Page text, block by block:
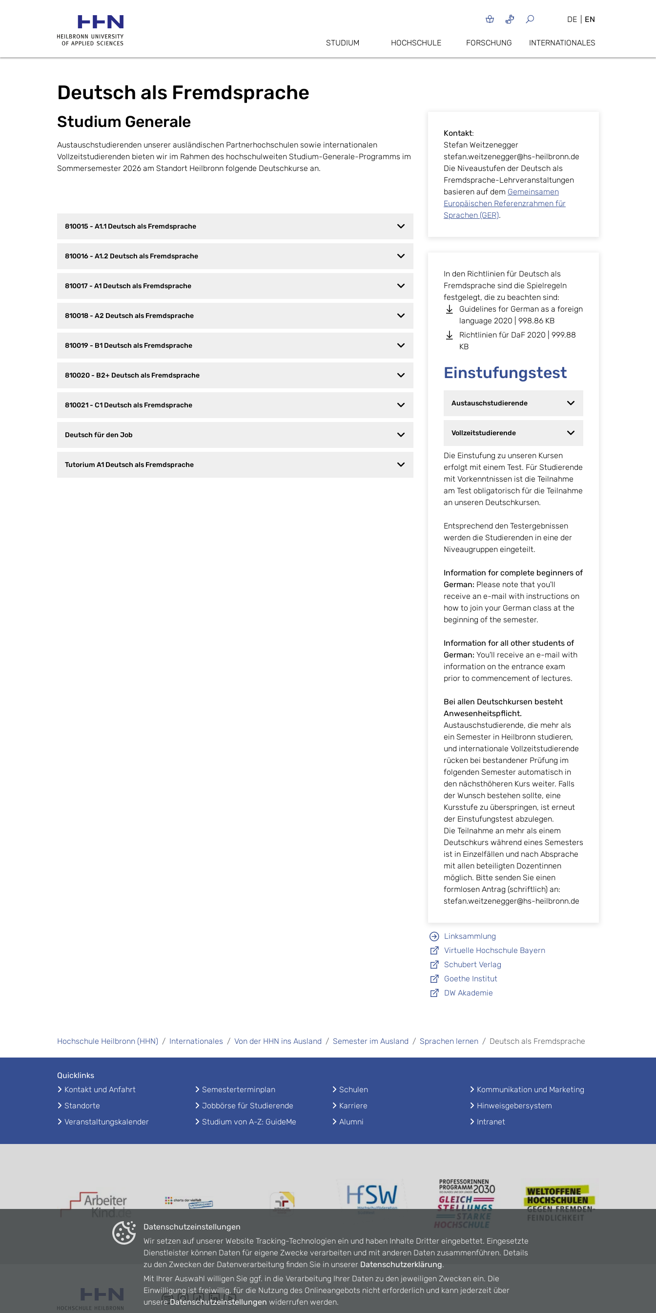
DE EN
STUDIUM HOCHSCHULE FORSCHUNG INTERNATIONALES
Deutsch als Fremdsprache
Studium Generale
Austauschstudierenden unserer ausländischen Partnerhochschulen sowie internationalen
Vollzeitstudierenden bieten wir im Rahmen des hochschulweiten Studium-Generale-Programms im
Sommersemester 2026 am Standort Heilbronn folgende Deutschkurse an.
810015 - A1.1 Deutsch als Fremdsprache
810016 - A1.2 Deutsch als Fremdsprache
810017 - A1 Deutsch als Fremdsprache
810018 - A2 Deutsch als Fremdsprache
810019 - B1 Deutsch als Fremdsprache
810020 - B2+ Deutsch als Fremdsprache
810021 - C1 Deutsch als Fremdsprache
Deutsch für den Job
Tutorium A1 Deutsch als Fremdsprache
Kontakt:
Stefan Weitzenegger
stefan.weitzenegger@hs-heilbronn.de
Die Niveaustufen der Deutsch als
Fremdsprache-Lehrveranstaltungen
basieren auf dem Gemeinsamen
Europäischen Referenzrahmen für
Sprachen (GER).
In den Richtlinien für Deutsch als
Fremdsprache sind die Spielregeln
festgelegt, die zu beachten sind:
Guidelines for German as a foreign
language 2020 | 998.86 KB
Richtlinien für DaF 2020 | 999.88
KB
Einstufungstest
Austauschstudierende
Vollzeitstudierende
Die Einstufung zu unseren Kursen
erfolgt mit einem Test. Für Studierende
mit Vorkenntnissen ist die Teilnahme
am Test obligatorisch für die Teilnahme
an unseren Deutschkursen.
Entsprechend den Testergebnissen
werden die Studierenden in eine der
Niveaugruppen eingeteilt.
Information for complete beginners of
German: Please note that you'll
receive an e-mail with instructions on
how to join your German class at the
beginning of the semester.
Information for all other students of
German: You'll receive an e-mail with
information on the entrance exam
prior to commencement of lectures.
Bei allen Deutschkursen besteht
Anwesenheitspflicht.
Austauschstudierende, die mehr als
ein Semester in Heilbronn studieren,
und internationale Vollzeitstudierende
rücken bei bestandener Prüfung im
folgenden Semester automatisch in
den nächsthöheren Kurs weiter. Falls
der Wunsch bestehen sollte, eine
Kursstufe zu überspringen, ist erneut
der Einstufungstest abzulegen.
Die Teilnahme an mehr als einem
Deutschkurs während eines Semesters
ist in Einzelfällen und nach Absprache
mit allen beteiligten Dozentinnen
möglich. Bitte senden Sie einen
formlosen Antrag (schriftlich) an:
stefan.weitzenegger@hs-heilbronn.de
Linksammlung
Virtuelle Hochschule Bayern
Schubert Verlag
Goethe Institut
DW Akademie
Hochschule Heilbronn (HHN) Internationales Von der HHN ins Ausland Semester im Ausland Sprachen lernen Deutsch als Fremdsprache
Quicklinks
Kontakt und Anfahrt
Standorte
Veranstaltungskalender
Semesterterminplan
Jobbörse für Studierende
Studium von A-Z: GuideMe
Schulen
Karriere
Alumni
Kommunikation und Marketing
Hinweisgebersystem
Intranet
Datenschutzeinstellungen
Wir setzen auf unserer Website Tracking-Technologien ein und haben Inhalte Dritter eingebettet. Eingesetzte
Dienstleister können Daten für eigene Zwecke verarbeiten und mit anderen Daten zusammenführen. Details
zu den Zwecken der Datenverarbeitung finden Sie in unserer Datenschutzerklärung.
Mit Ihrer Auswahl willigen Sie ggf. in die Verarbeitung Ihrer Daten zu den jeweiligen Zwecken ein. Die
Einwilligung ist freiwillig, für die Nutzung des Onlineangebots nicht erforderlich und kann jederzeit über
unsereDatenschutzeinstellungen widerrufen werden.